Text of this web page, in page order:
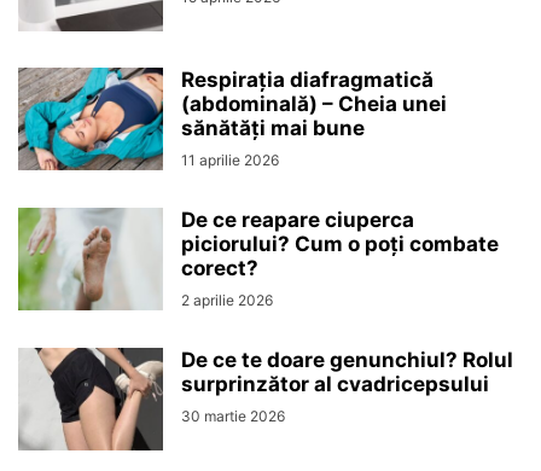
Respirația diafragmatică
(abdominală) – Cheia unei
sănătăți mai bune
11 aprilie 2026
De ce reapare ciuperca
piciorului? Cum o poți combate
corect?
2 aprilie 2026
De ce te doare genunchiul? Rolul
surprinzător al cvadricepsului
30 martie 2026